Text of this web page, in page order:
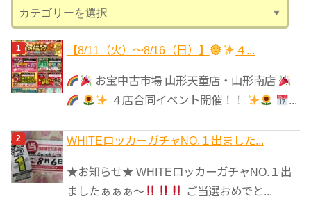
テ
ゴ
リ
ー
【8/11（火）～8/16（日）】 ４...
お宝中古市場 山形天童店・山形南店
４店合同イベント開催！！
...
WHITEロッカーガチャNO.１出ました...
★お知らせ★ WHITEロッカーガチャNO.１出
ましたぁぁぁ～
ご当選おめでと...